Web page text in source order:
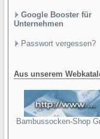
Google Booster für
Unternehmen
Passwort vergessen?
Aus unserem
Bambussocken-Shop